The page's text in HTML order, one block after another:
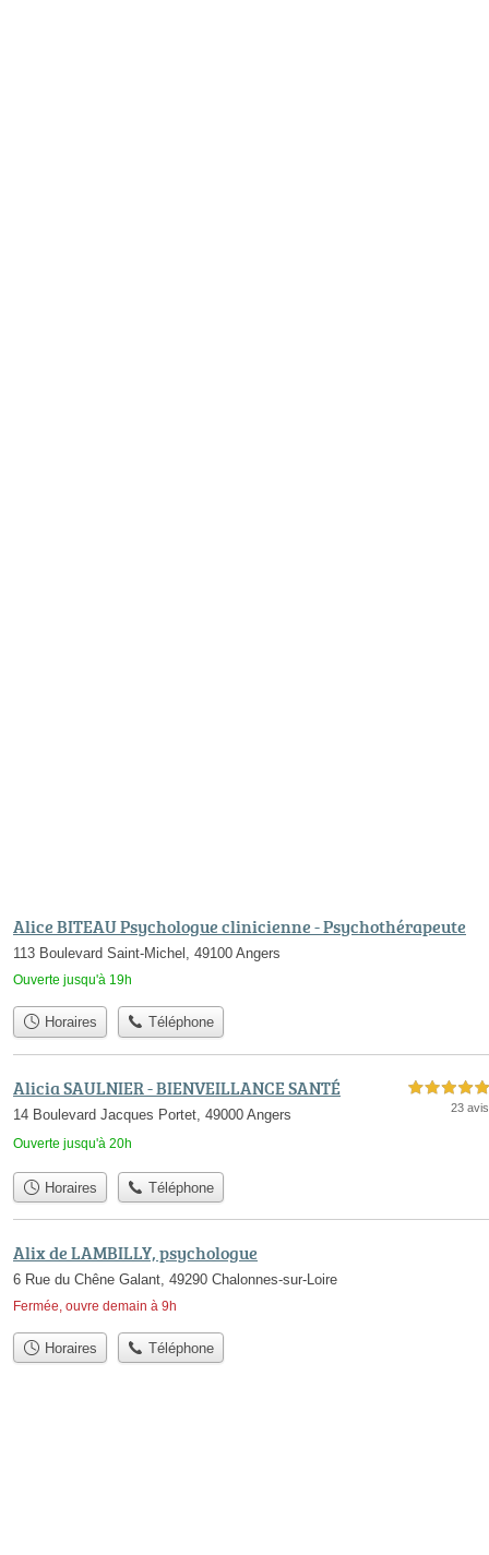
Alice BITEAU Psychologue clinicienne - Psychothérapeute
113 Boulevard Saint-Michel, 49100 Angers
Ouverte jusqu'à 19h
Horaires Téléphone
Alicia SAULNIER - BIENVEILLANCE SANTÉ
14 Boulevard Jacques Portet, 49000 Angers
Ouverte jusqu'à 20h
5,0 étoiles sur 5
23 avis
Horaires Téléphone
Alix de LAMBILLY, psychologue
6 Rue du Chêne Galant, 49290 Chalonnes-sur-Loire
Fermée, ouvre demain à 9h
Horaires Téléphone